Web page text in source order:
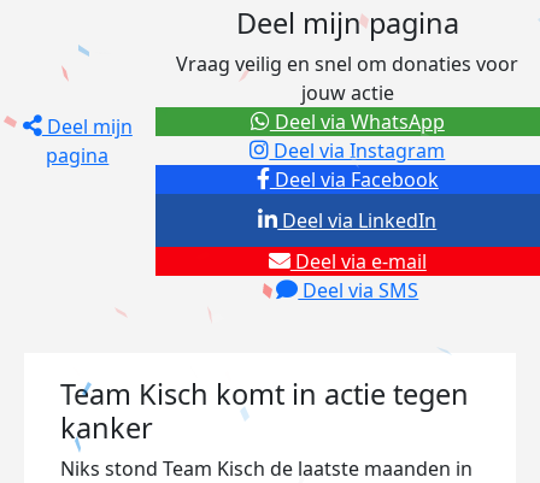
Deel mijn
pagina
Deel mijn pagina
Vraag veilig en snel om donaties voor
jouw actie
Deel via Facebook
Deel via Instagram
Deel via e-mail
Deel via SMS
Deel via LinkedIn
Deel via WhatsApp
Team Kisch komt in actie tegen
kanker
Niks stond Team Kisch de laatste maanden in